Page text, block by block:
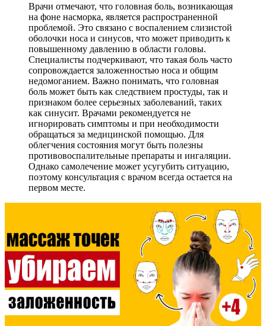
Врачи отмечают, что головная боль, возникающая
на фоне насморка, является распространенной
проблемой. Это связано с воспалением слизистой
оболочки носа и синусов, что может приводить к
повышенному давлению в области головы.
Специалисты подчеркивают, что такая боль часто
сопровождается заложенностью носа и общим
недомоганием. Важно понимать, что головная
боль может быть как следствием простуды, так и
признаком более серьезных заболеваний, таких
как синусит. Врачами рекомендуется не
игнорировать симптомы и при необходимости
обращаться за медицинской помощью. Для
облегчения состояния могут быть полезны
противовоспалительные препараты и ингаляции.
Однако самолечение может усугубить ситуацию,
поэтому консультация с врачом всегда остается на
первом месте.